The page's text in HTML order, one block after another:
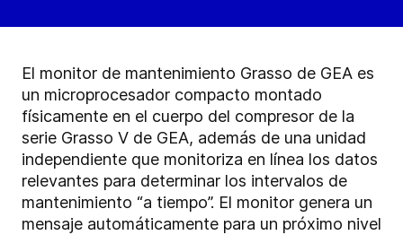
El monitor de mantenimiento Grasso de GEA es
un microprocesador compacto montado
físicamente en el cuerpo del compresor de la
serie Grasso V de GEA, además de una unidad
independiente que monitoriza en línea los datos
relevantes para determinar los intervalos de
mantenimiento “a tiempo”. El monitor genera un
mensaje automáticamente para un próximo nivel